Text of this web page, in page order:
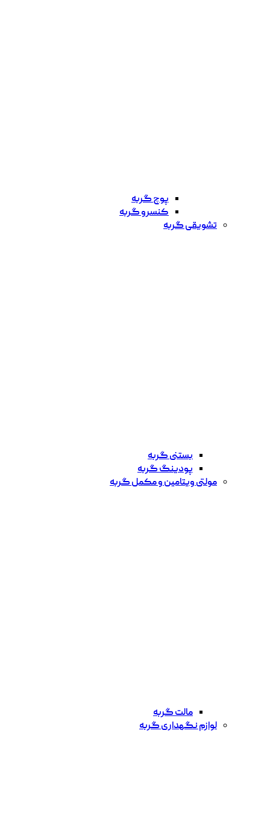
پوچ گربه
کنسرو گربه
تشویقی گربه
بستنی گربه
پودینگ گربه
مولتی ویتامین و مکمل گربه
مالت گربه
لوازم نگهداری گربه